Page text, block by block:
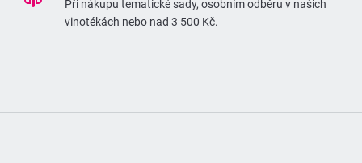
Při nákupu tematické sady, osobním odběru v našich
vinotékách nebo nad 3 500 Kč.